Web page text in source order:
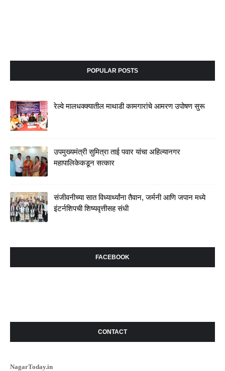
POPULAR POSTS
रेल्वे मालधक्क्यातील माथाडी कामगारांचे आमरण उपोषण सुरू
उपमुख्यमंत्री सुमित्रा ताई पवार यांचा अहिल्यानगर
महापालिकेकडून सत्कार
संजीवनीच्या सात विध्यार्थ्यांना तैवान, जर्मनी आणि जपान मध्ये
इंटर्नशिपची शिष्यवृत्तीसह संधी
FACEBOOK
CONTACT
NagarToday.in